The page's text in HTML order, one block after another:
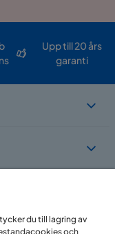
Upp till 20 års
garanti
du till lagring av
och